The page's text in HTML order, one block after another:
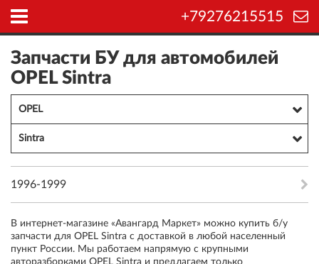
+79276215515
Запчасти БУ для автомобилей
OPEL Sintra
OPEL
Sintra
1996-1999
В интернет-магазине «Авангард Маркет» можно купить б/у
запчасти для OPEL Sintra с доставкой в любой населенный
пункт России. Мы работаем напрямую с крупными
авторазборками OPEL Sintra и предлагаем только